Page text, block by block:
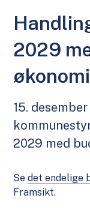
2029
15.
2029 med
Sedet endelige
Framsikt.